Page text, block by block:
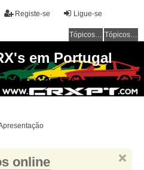
Ligue-se
Registe-se
Tópicos sem resposta Tópicos ativos
em Portugal
online